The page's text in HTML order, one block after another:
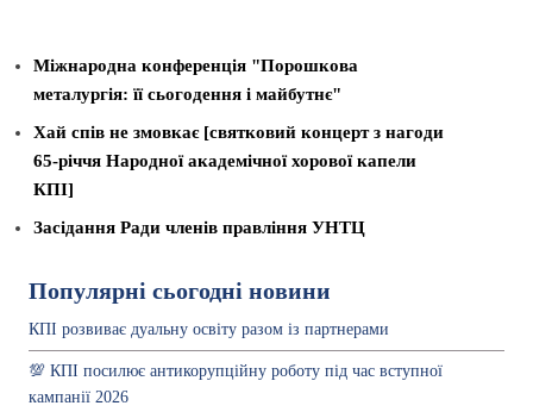
Міжнародна конференція "Порошкова
металургія: її сьогодення і майбутнє"
­Хай спів не змовкає [святковий концерт з нагоди
65-річчя Народної академічної хорової капели
КПІ]
Засідання Ради членів правління УНТЦ
Популярні сьогодні новини
КПІ розвиває дуальну освіту разом із партнерами
💯 КПІ посилює антикорупційну роботу під час вступної
кампанії 2026